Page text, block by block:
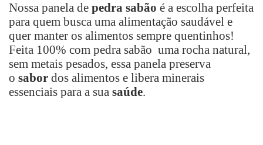
Nossa panela de pedra sabão é a escolha perfeita
para quem busca uma alimentação saudável e
quer manter os alimentos sempre quentinhos!
Feita 100% com pedra sabão uma rocha natural,
sem metais pesados, essa panela preserva
o sabor dos alimentos e libera minerais
essenciais para a sua saúde.